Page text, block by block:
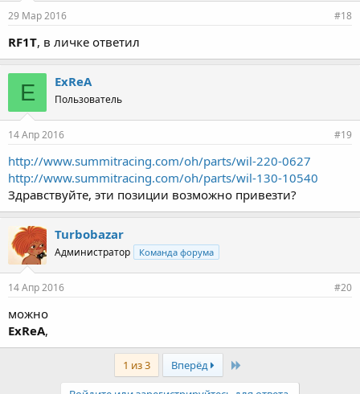
29 Мар 2016 #18
RF1T, в личке ответил
E ExReA
Пользователь
14 Апр 2016 #19
http://www.summitracing.com/oh/parts/wil-220-0627
http://www.summitracing.com/oh/parts/wil-130-10540
Здравствуйте, эти позиции возможно привезти?
Turbobazar
Администратор Команда форума
14 Апр 2016 #20
можно
ExReA,
1 из 3 Вперёд Last